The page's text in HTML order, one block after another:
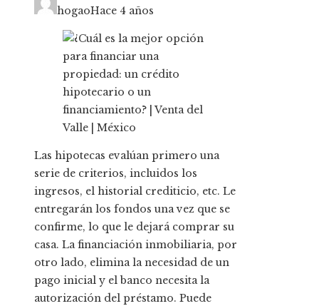
hogaoHace 4 años
Las hipotecas evalúan primero una
serie de criterios, incluidos los
ingresos, el historial crediticio, etc. Le
entregarán los fondos una vez que se
confirme, lo que le dejará comprar su
casa. La financiación inmobiliaria, por
otro lado, elimina la necesidad de un
pago inicial y el banco necesita la
autorización del préstamo. Puede